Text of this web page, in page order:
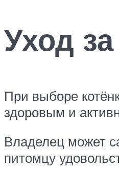
Уход
При выборе
здоровым и
Владелец может
питомцу